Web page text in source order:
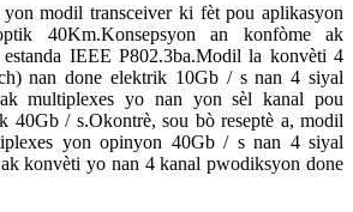
yon modil transceiver ki fèt pou aplikasyon
40Km.Konsepsyon an konfòme ak
IEEE P802.3ba.Modil la konvèti 4
nan done elektrik 10Gb / s nan 4 siyal
multiplexes yo nan yon sèl kanal pou
40Gb / s.Okontrè, sou bò reseptè a, modil
yon opinyon 40Gb / s nan 4 siyal
konvèti yo nan 4 kanal pwodiksyon done